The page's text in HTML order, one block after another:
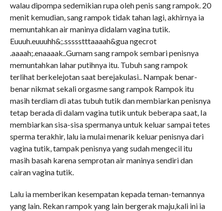
walau dipompa sedemikian rupa oleh penis sang rampok. 20
menit kemudian, sang rampok tidak tahan lagi, akhirnya ia
memuntahkan air maninya didalam vagina tutik.
Euuuh.euuuhh&;.ssssstttaaaah&gua ngecrot
.aaaah;.enaaaak..Gumam sang rampok sembari penisnya
memuntahkan lahar putihnya itu. Tubuh sang rampok
terlihat berkelejotan saat berejakulasi.. Nampak benar-
benar nikmat sekali orgasme sang rampok Rampok itu
masih terdiam di atas tubuh tutik dan membiarkan penisnya
tetap berada di dalam vagina tutik untuk beberapa saat, Ia
membiarkan sisa-sisa spermanya untuk keluar sampai tetes
sperma terakhir, lalu ia mulai menarik keluar penisnya dari
vagina tutik, tampak penisnya yang sudah mengecil itu
masih basah karena semprotan air maninya sendiri dan
cairan vagina tutik.
Lalu ia memberikan kesempatan kepada teman-temannya
yang lain. Rekan rampok yang lain bergerak maju,kali ini ia